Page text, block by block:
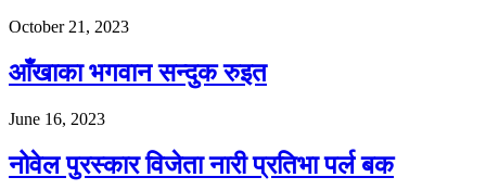
October 21, 2023
आँखाका भगवान सन्दुक रुइत
June 16, 2023
नोवेल पुरस्कार विजेता नारी प्रतिभा पर्ल बक